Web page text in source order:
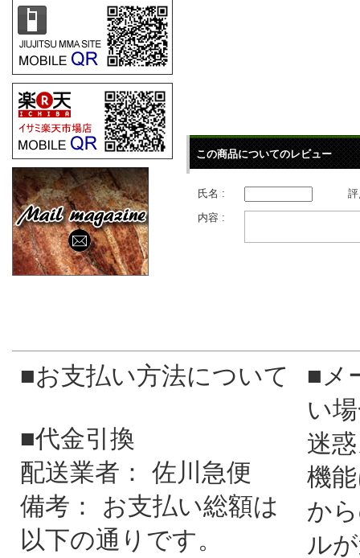
この商品についてのレビュー
氏名 :
内容 :
■お支払い方法について
■代金引換
配送業者： 佐川急便
備考： お支払い総額は
以下の通りです。
■メ
い
迷
機
か
ル